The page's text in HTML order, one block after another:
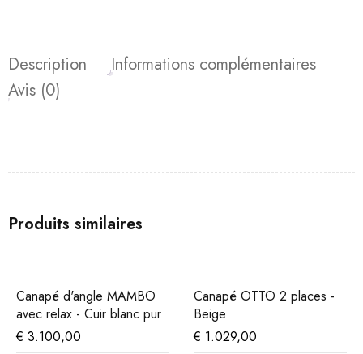
Description
Informations complémentaires
Avis (0)
Produits similaires
Canapé d'angle MAMBO
avec relax - Cuir blanc pur
€ 3.100,00
Canapé OTTO 2 places -
Beige
€ 1.029,00